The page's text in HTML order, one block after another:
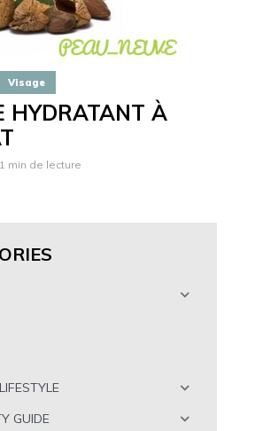
Visage
HYDRATANT À
1 min de lecture
GUIDE